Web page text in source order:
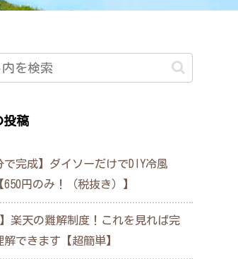
投稿
で完成】ダイソーだけでDIY冷風
650円のみ！（税抜き）】
】楽天の難解制度！これを見れば完
解できます【超簡単】